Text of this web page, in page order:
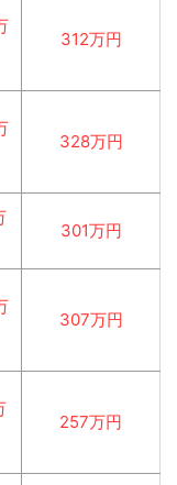
312万円
328万円
301万円
307万円
257万円